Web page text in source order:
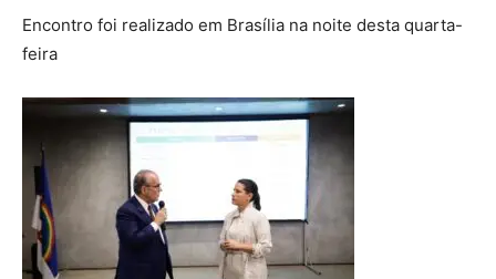
Encontro foi realizado em Brasília na noite desta quarta-
feira